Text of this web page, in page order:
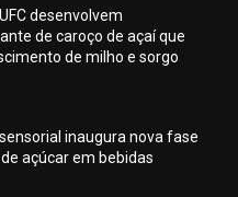
desenvolvem
de caroço de açaí que
de milho e sorgo
inaugura nova fase
açúcar em bebidas